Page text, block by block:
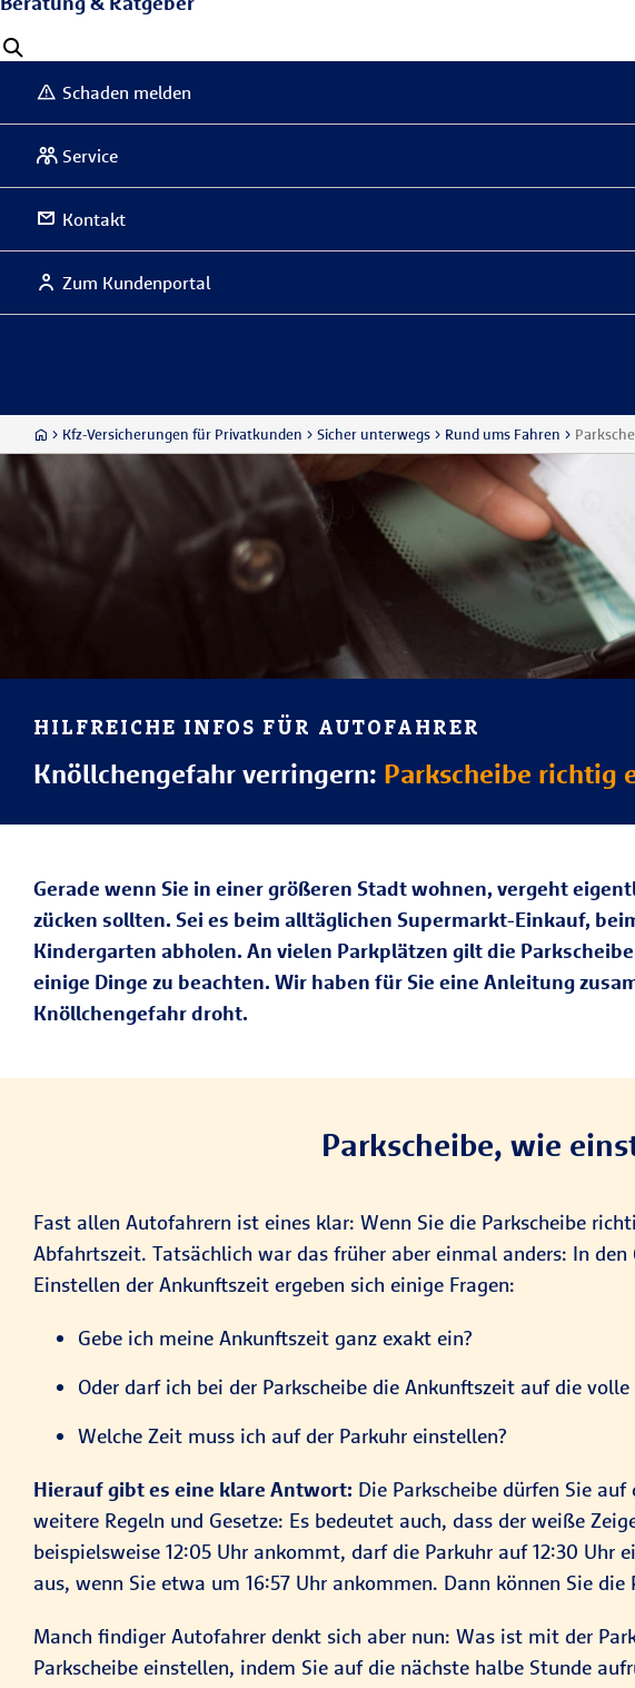
Schaden melden
Service
Kontakt
Zum Kundenportal
Kfz-Versicherungen für Privatkunden Sicher unterwegs Rund ums Fahren
HILFREICHE INFOS FÜR AUTOFAHRER
Knöllchengefahr verringern: Parkscheibe richtig
Gerade wenn Sie in einer größeren Stadt wohnen, vergeht
zücken sollten. Sei es beim alltäglichen Supermarkt-Einkauf,
Kindergarten abholen. An vielen Parkplätzen gilt die
einige Dinge zu beachten. Wir haben für Sie eine Anleitung
Knöllchengefahr droht.
Parkscheibe, wie
Fast allen Autofahrern ist eines klar: Wenn Sie die Parkscheibe
Abfahrtszeit. Tatsächlich war das früher aber einmal anders: In
Einstellen der Ankunftszeit ergeben sich einige Fragen:
Gebe ich meine Ankunftszeit ganz exakt ein?
Oder darf ich bei der Parkscheibe die Ankunftszeit auf die
Welche Zeit muss ich auf der Parkuhr einstellen?
Hierauf gibt es eine klare Antwort: Die Parkscheibe dürfen Sie auf
weitere Regeln und Gesetze: Es bedeutet auch, dass der weiße
beispielsweise 12:05 Uhr ankommt, darf die Parkuhr auf 12:30
aus, wenn Sie etwa um 16:57 Uhr ankommen. Dann können Sie
Manch findiger Autofahrer denkt sich aber nun: Was ist mit der
Parkscheibe einstellen, indem Sie auf die nächste halbe Stunde